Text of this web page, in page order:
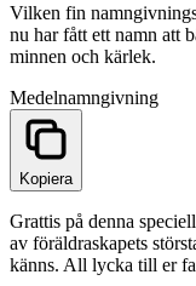
Vilken fin
nu har fått ett namn att
minnen och kärlek.
Medelnamngivning
Kopiera
Grattis på denna
av föräldraskapets
känns. All lycka till er